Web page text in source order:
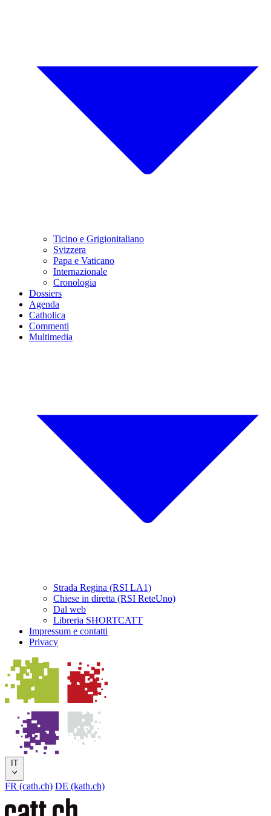
Ticino e Grigionitaliano
Svizzera
Papa e Vaticano
Internazionale
Cronologia
Dossiers
Agenda
Catholica
Commenti
Multimedia
Strada Regina (RSI LA1)
Chiese in diretta (RSI ReteUno)
Dal web
Libreria SHORTCATT
Impressum e contatti
Privacy
IT
FR (cath.ch) DE (kath.ch)